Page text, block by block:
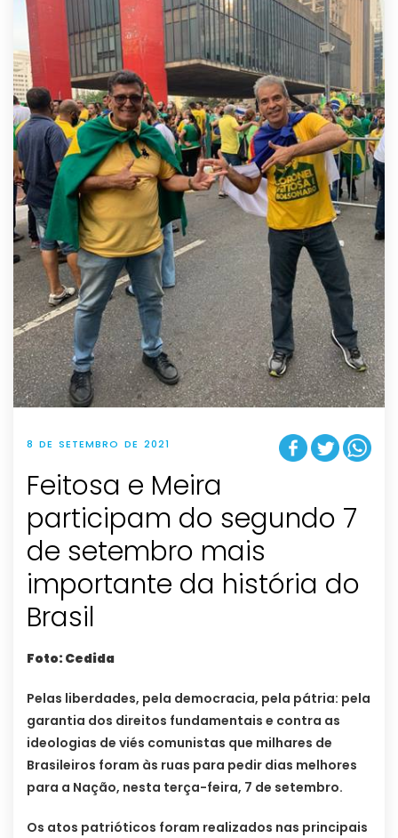
8 DE SETEMBRO DE 2021
Feitosa e Meira
participam do segundo 7
de setembro mais
importante da história do
Brasil
Foto: Cedida
Pelas liberdades, pela democracia, pela pátria: pela
garantia dos direitos fundamentais e contra as
ideologias de viés comunistas que milhares de
Brasileiros foram às ruas para pedir dias melhores
para a Nação, nesta terça-feira, 7 de setembro.
Os atos patrióticos foram realizados nas principais